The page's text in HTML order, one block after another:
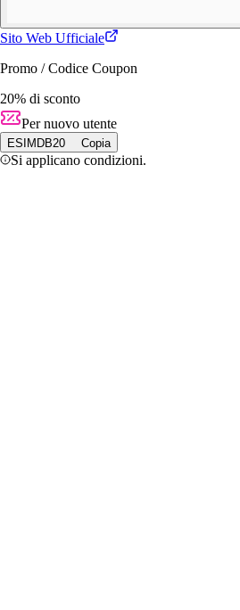
Sito Web Ufficiale
Promo / Codice Coupon
20% di sconto
Per nuovo utente
ESIMDB20 Copia
Si applicano condizioni.